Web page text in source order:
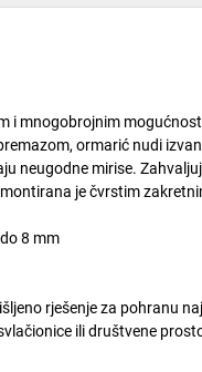
i mnogobrojnim
ormarić nudi
neugodne mirise.
je čvrstim
8 mm
rješenje za pohranu
ili društvene